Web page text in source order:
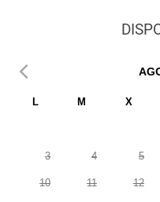
L M X
3 4 5
10 11 12